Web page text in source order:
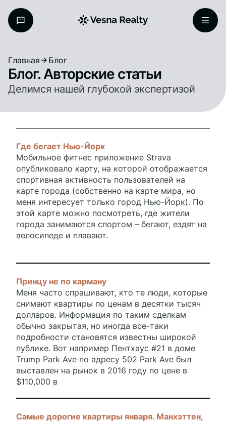
Главная Блог
Блог. Авторские статьи
Делимся нашей глубокой экспертизой
Где бегает Нью-Йорк
Мобильное фитнес приложение Strava
опубликовало карту, на которой отображается
спортивная активность пользователей на
карте города (собственно на карте мира, но
меня интересует только город Нью-Йорк). По
этой карте можно посмотреть, где жители
города занимаются спортом – бегают, ездят на
велосипеде и плавают.
Принцу не по карману
Меня часто спрашивают, кто те люди, которые
снимают квартиры по ценам в десятки тысяч
долларов. Информация по таким сделкам
обычно закрытая, но иногда все-таки
подробности становятся известны широкой
публике. Вот например Пентхаус #21 в доме
Trump Park Ave по адресу 502 Park Ave был
выставлен на рынок в 2016 году по цене в
$110,000 в
Самые дорогие квартиры января. Манхэттен,